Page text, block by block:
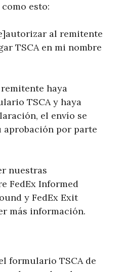
esto:
al remitente
TSCA en mi nombre
haya
TSCA y haya
el envío se
aprobación por parte
nuestras
FedEx Informed
y FedEx Exit
más información.
formulario TSCA de